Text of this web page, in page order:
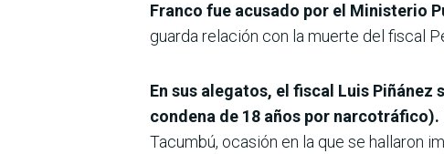
Franco fue acusado por el Ministerio
guarda relación con la muerte del fiscal
En sus alegatos, el fiscal Luis
condena de 18 años por narcotráfico).
Tacumbú, ocasión en la que se hallaron